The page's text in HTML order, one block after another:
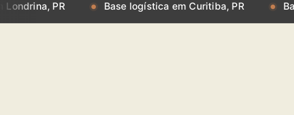
PR Base logística em Curitiba, PR Base